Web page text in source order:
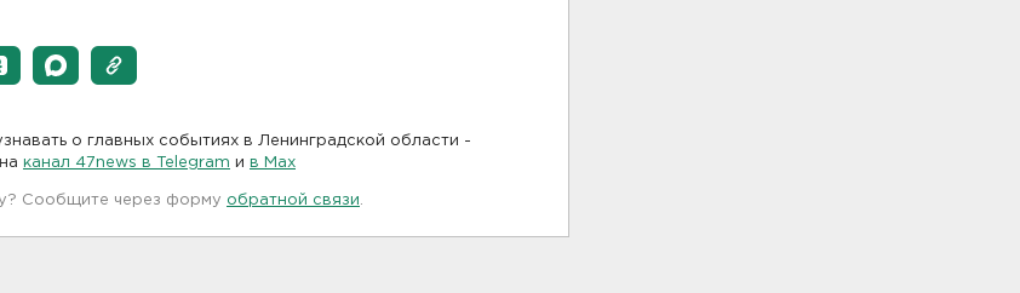
о главных событиях в Ленинградской области -
канал 47news в Telegram и в Maх
Сообщите через форму обратной связи